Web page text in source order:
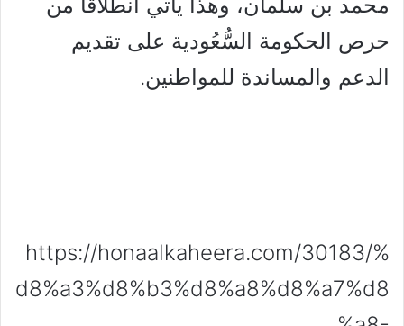
حرص الحكومة السُّعُودية على تقديم
الدعم والمساندة للمواطنين.
https://honaalkaheera.com/30183/%
d8%a3%d8%b3%d8%a8%d8%a7%d8